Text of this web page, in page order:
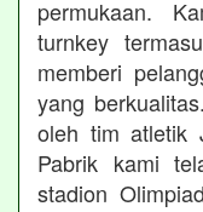
permukaan.
turnkey
memberi
yang
oleh tim atletik
Pabrik kami
stadion